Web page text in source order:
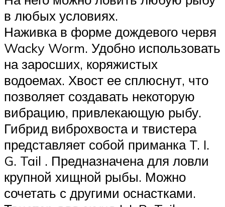
в любых условиях.
Наживка в форме дождевого червя
Wacky Worm. Удобно использовать
на заросших, коряжистых
водоемах. Хвост ее сплюснут, что
позволяет создавать некоторую
вибрацию, привлекающую рыбу.
Гибрид виброхвоста и твистера
представляет собой приманка T. I.
G. Tail . Предназначена для ловли
крупной хищной рыбы. Можно
сочетать с другими оснастками.